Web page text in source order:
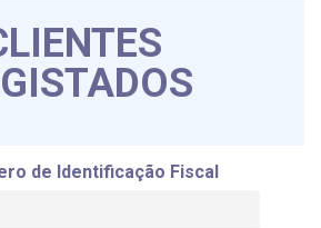
de Identificação Fiscal